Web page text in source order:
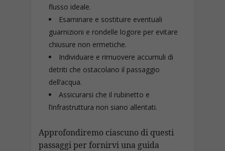
flusso ideale.
Esaminare e sostituire eventuali
guarnizioni e rondelle logore per evitare
chiusure non ermetiche.
Individuare e rimuovere accumuli di
detriti che ostacolano il passaggio
dell’acqua.
Assicurarsi che il rubinetto e
l’infrastruttura non siano allentati.
Approfondiremo ciascuno di questi
passaggi per fornirvi una guida